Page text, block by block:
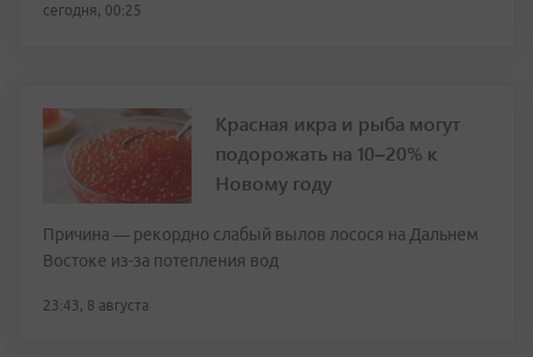
сегодня, 00:25
Красная икра и рыба могут
подорожать на 10–20% к
Новому году
Причина — рекордно слабый вылов лосося на Дальнем
Востоке из-за потепления вод
23:43, 8 августа